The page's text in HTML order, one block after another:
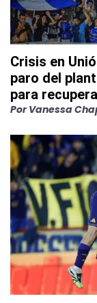
Crisis en
paro del
para
Por Vanessa